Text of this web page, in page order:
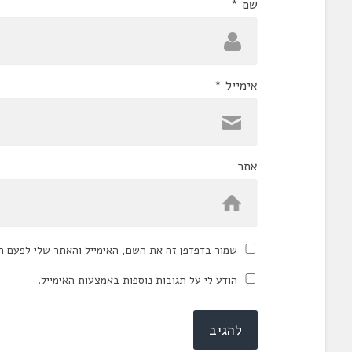
שם *
אימייל *
אתר
שמור בדפדפן זה את השם, האימייל והאתר שלי לפעם
הודע לי על תגובות נוספות באמצעות האימייל.